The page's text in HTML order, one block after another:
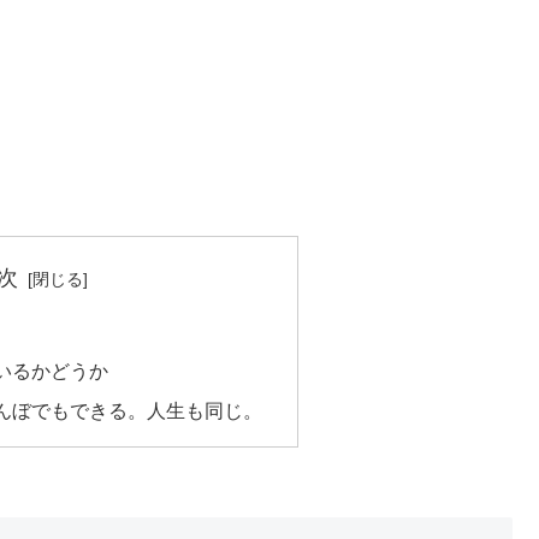
るかどうか
でもできる。人生も同じ。